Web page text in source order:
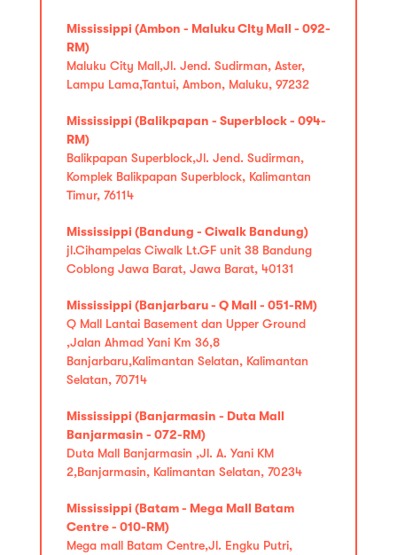
Mississippi (Ambon - Maluku CIty Mall - 092-
RM)
Maluku City Mall,Jl. Jend. Sudirman, Aster,
Lampu Lama,Tantui, Ambon, Maluku, 97232
Mississippi (Balikpapan - Superblock - 094-
RM)
Balikpapan Superblock,Jl. Jend. Sudirman,
Komplek Balikpapan Superblock, Kalimantan
Timur, 76114
Mississippi (Bandung - Ciwalk Bandung)
jl.Cihampelas Ciwalk Lt.GF unit 38 Bandung
Coblong Jawa Barat, Jawa Barat, 40131
Mississippi (Banjarbaru - Q Mall - 051-RM)
Q Mall Lantai Basement dan Upper Ground
,Jalan Ahmad Yani Km 36,8
Banjarbaru,Kalimantan Selatan, Kalimantan
Selatan, 70714
Mississippi (Banjarmasin - Duta Mall
Banjarmasin - 072-RM)
Duta Mall Banjarmasin ,Jl. A. Yani KM
2,Banjarmasin, Kalimantan Selatan, 70234
Mississippi (Batam - Mega Mall Batam
Centre - 010-RM)
Mega mall Batam Centre,Jl. Engku Putri,